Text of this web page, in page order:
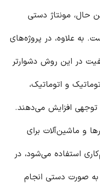
حال، مونتاژ دستی
به علاوه، در پروژه‌های
در این روش دشوارتر
و اتوماتیک،
توجهی افزایش می‌دهند.
و ماشین‌آلات برای
استفاده می‌شود، در
صورت دستی انجام